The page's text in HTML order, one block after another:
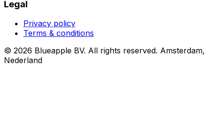
Legal
Privacy policy
Terms & conditions
© 2026 Blueapple BV. All rights reserved. Amsterdam,
Nederland